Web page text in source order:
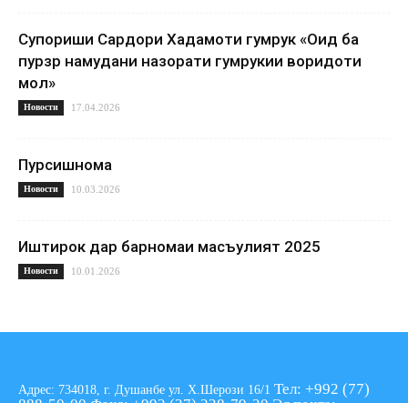
Супориши Сардори Хадамоти гумрук «Оид ба
пурзӯр намудани назорати гумрукии воридоти
мол»
Новости 17.04.2026
Пурсишнома
Новости 10.03.2026
Иштирок дар барномаи масъулият 2025
Новости 10.01.2026
Адрес: 734018, г. Душанбе ул. Х.Шерози 16/1 Тел: +992 (77)